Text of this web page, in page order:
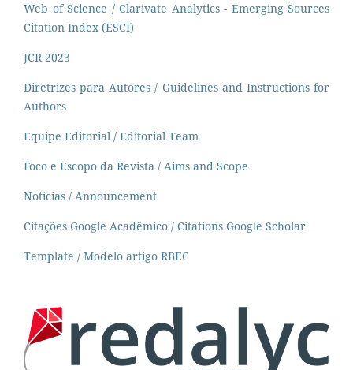
Web of Science / Clarivate Analytics - Emerging Sources
Citation Index (ESCI)
JCR 2023
Diretrizes para Autores / Guidelines and Instructions for
Authors
Equipe Editorial / Editorial Team
Foco e Escopo da Revista / Aims and Scope
Notícias / Announcement
Citações Google Acadêmico / Citations Google Scholar
Template / Modelo artigo RBEC